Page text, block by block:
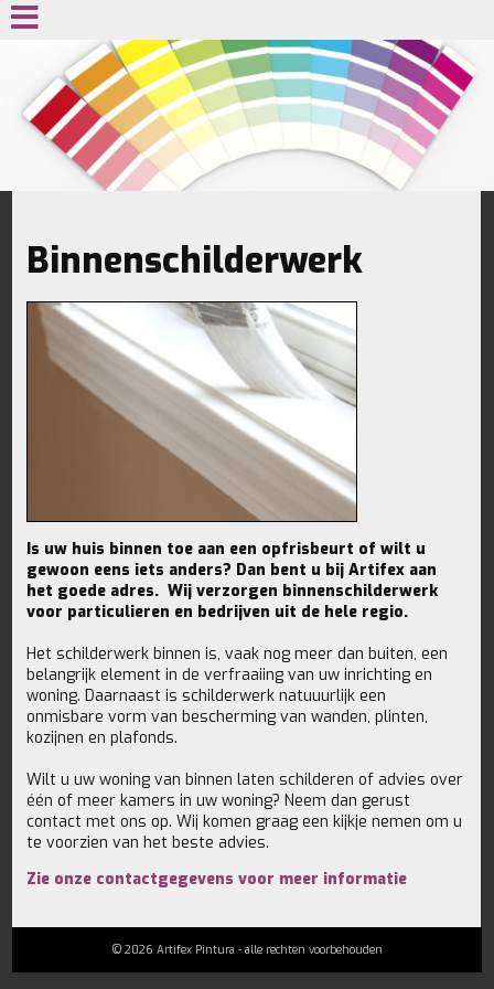
Binnenschilderwerk
Is uw huis binnen toe aan een opfrisbeurt of wilt u
gewoon eens iets anders? Dan bent u bij Artifex aan
het goede adres. Wij verzorgen binnenschilderwerk
voor particulieren en bedrijven uit de hele regio.
Het schilderwerk binnen is, vaak nog meer dan buiten, een
belangrijk element in de verfraaiing van uw inrichting en
woning. Daarnaast is schilderwerk natuuurlijk een
onmisbare vorm van bescherming van wanden, plinten,
kozijnen en plafonds.
Wilt u uw woning van binnen laten schilderen of advies over
één of meer kamers in uw woning? Neem dan gerust
contact met ons op. Wij komen graag een kijkje nemen om u
te voorzien van het beste advies.
Zie onze contactgegevens voor meer informatie
© 2026 Artifex Pintura - alle rechten voorbehouden